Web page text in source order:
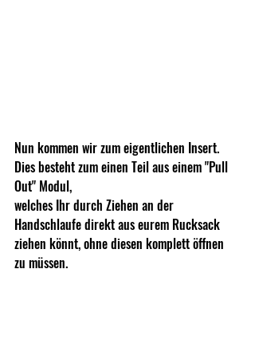
Nun kommen wir zum eigentlichen Insert.
Dies besteht zum einen Teil aus einem "Pull
Out" Modul,
welches Ihr durch Ziehen an der
Handschlaufe direkt aus eurem Rucksack
ziehen könnt, ohne diesen komplett öffnen
zu müssen.